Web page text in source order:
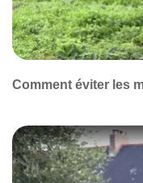
Comment éviter les